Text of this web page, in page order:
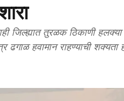
जिल्ह्यात तुरळक ठिकाणी हलक्या
हवामान राहण्याची शक्यता